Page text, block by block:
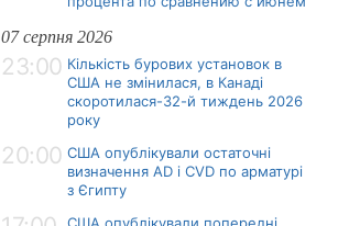
07 серпня 2026
23:00 Кількість бурових установок в
США не змінилася, в Канаді
скоротилася-32-й тиждень 2026
року
20:00 США опублікували остаточні
визначення AD і CVD по арматурі
з Єгипту